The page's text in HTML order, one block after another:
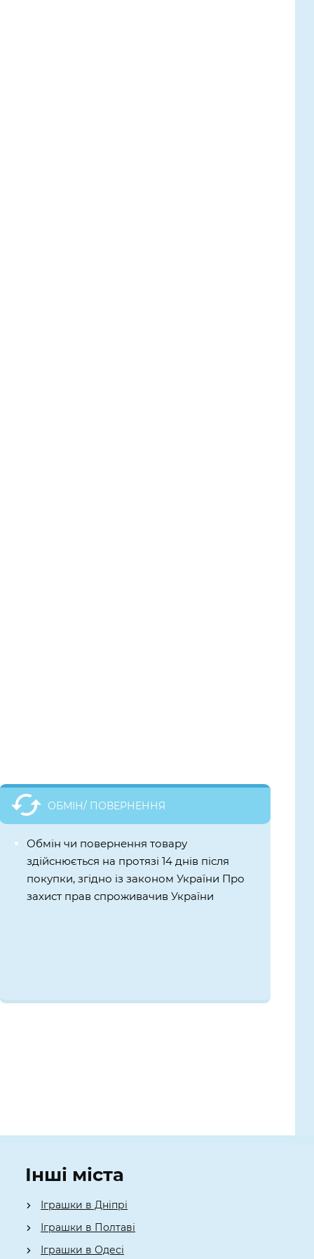
ОБМІН/ ПОВЕРНЕННЯ
Обмін чи повернення товару
здійснюється на протязі 14 днів після
покупки, згідно із законом України Про
захист прав спроживачив України
Інші міста
Іграшки в Дніпрі
Іграшки в Полтаві
Іграшки в Одесі